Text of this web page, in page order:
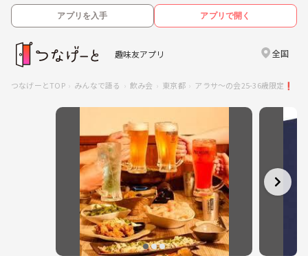
アプリを入手 アプリで開く
趣味友アプリ 全国
つなげーとTOP みんなで語る 飲み会 東京都 アラサ〜の会25-36歳限定❗️